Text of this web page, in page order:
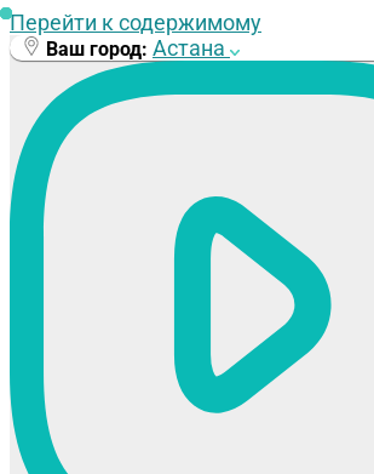
Перейти к содержимому
Ваш город: Астана